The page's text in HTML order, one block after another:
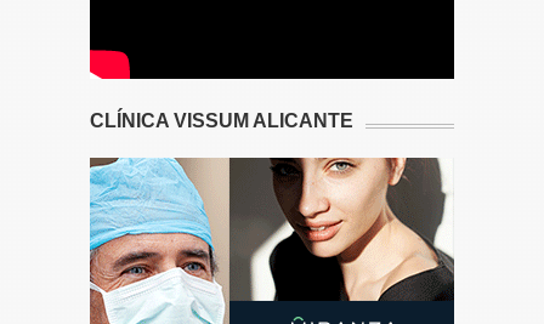
CLÍNICA VISSUM ALICANTE